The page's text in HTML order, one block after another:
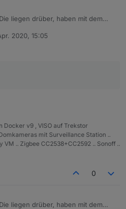
Die liegen drüber, haben mit dem
2020, 15:05
Docker v9 , VISO auf Trekstor
mit Surveillance Station ..
.. Zigbee CC2538+CC2592 .. Sonoff ..
0
Die liegen drüber, haben mit dem